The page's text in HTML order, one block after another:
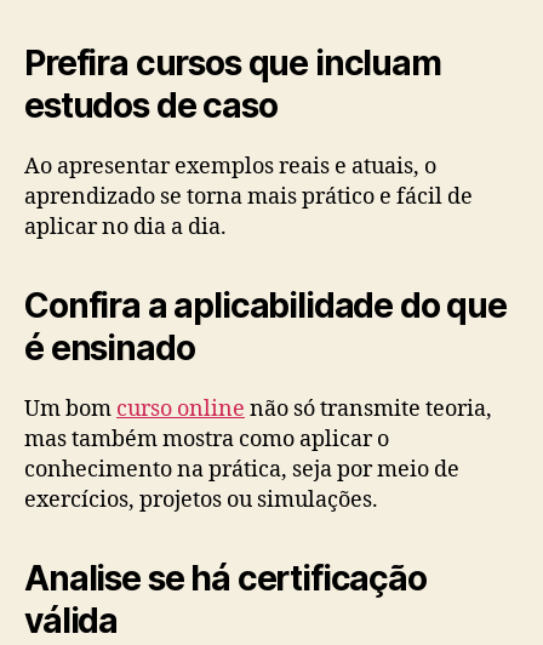
Prefira cursos que incluam
estudos de caso
Ao apresentar exemplos reais e atuais, o
aprendizado se torna mais prático e fácil de
aplicar no dia a dia.
Confira a aplicabilidade do que
é ensinado
Um bom curso online não só transmite teoria,
mas também mostra como aplicar o
conhecimento na prática, seja por meio de
exercícios, projetos ou simulações.
Analise se há certificação
válida